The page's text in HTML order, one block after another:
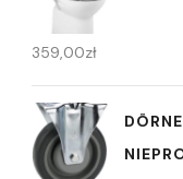
359,00zł